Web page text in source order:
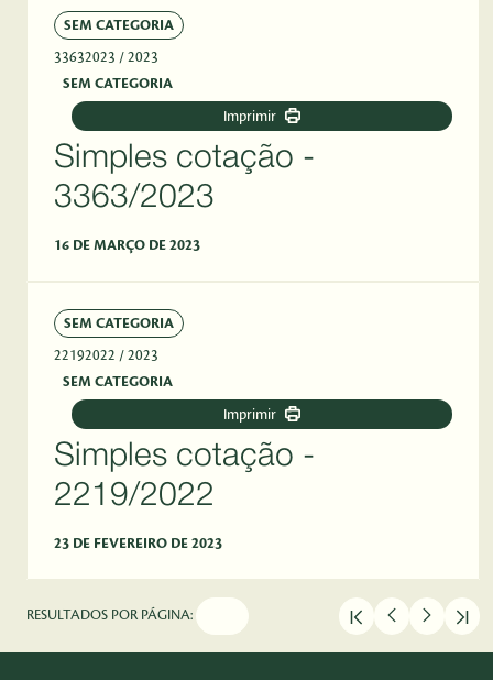
SEM CATEGORIA
33632023 / 2023
SEM CATEGORIA
Imprimir
Simples cotação -
3363/2023
16 DE MARÇO DE 2023
SEM CATEGORIA
22192022 / 2023
SEM CATEGORIA
Imprimir
Simples cotação -
2219/2022
23 DE FEVEREIRO DE 2023
RESULTADOS POR PÁGINA: